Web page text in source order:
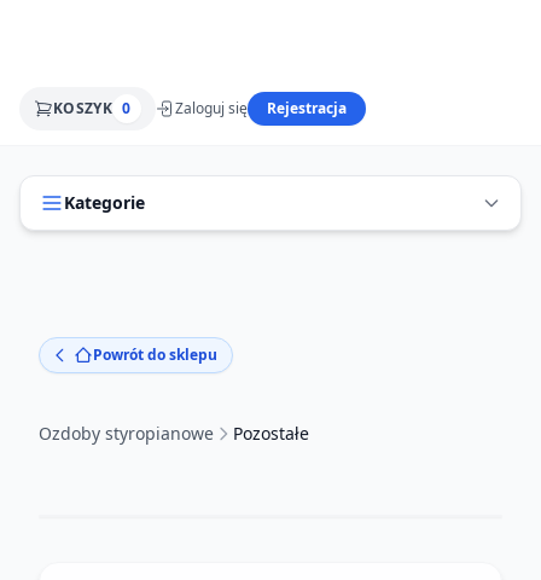
KOSZYK 0 Zaloguj się Rejestracja
Kategorie
Powrót do sklepu
Ozdoby styropianowe Pozostałe